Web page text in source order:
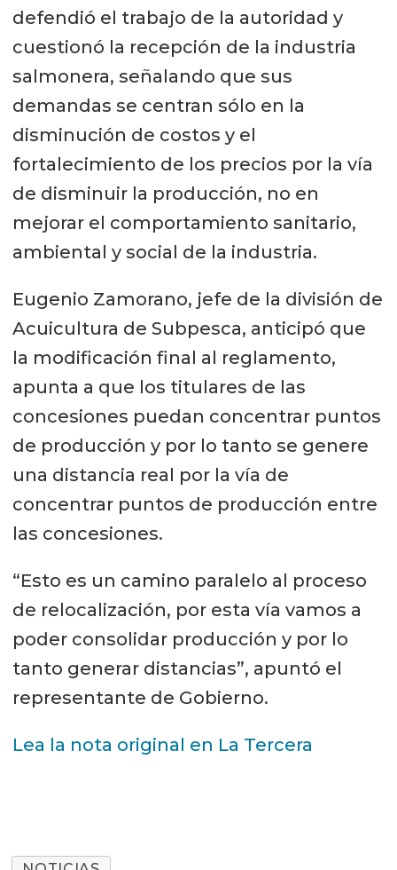
defendió el trabajo de la autoridad y
cuestionó la recepción de la industria
salmonera, señalando que sus
demandas se centran sólo en la
disminución de costos y el
fortalecimiento de los precios por la vía
de disminuir la producción, no en
mejorar el comportamiento sanitario,
ambiental y social de la industria.
Eugenio Zamorano, jefe de la división de
Acuicultura de Subpesca, anticipó que
la modificación final al reglamento,
apunta a que los titulares de las
concesiones puedan concentrar puntos
de producción y por lo tanto se genere
una distancia real por la vía de
concentrar puntos de producción entre
las concesiones.
“Esto es un camino paralelo al proceso
de relocalización, por esta vía vamos a
poder consolidar producción y por lo
tanto generar distancias”, apuntó el
representante de Gobierno.
Lea la nota original en La Tercera